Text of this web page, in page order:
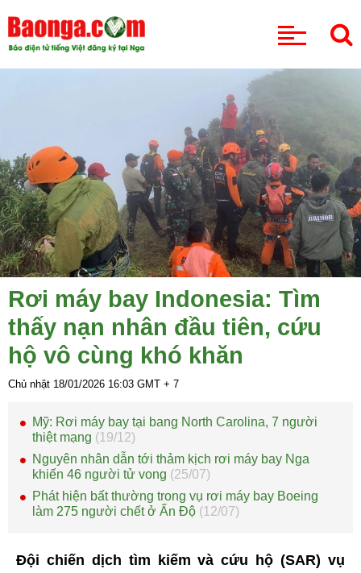
Rơi máy bay Indonesia: Tìm
thấy nạn nhân đầu tiên, cứu
hộ vô cùng khó khăn
Chủ nhật 18/01/2026 16:03 GMT + 7
Mỹ: Rơi máy bay tại bang North Carolina, 7 người
thiệt mạng (19/12)
Nguyên nhân dẫn tới thảm kịch rơi máy bay Nga
khiến 46 người tử vong (25/07)
Phát hiện bất thường trong vụ rơi máy bay Boeing
làm 275 người chết ở Ấn Độ (12/07)
Đội chiến dịch tìm kiếm và cứu hộ (SAR) vụ